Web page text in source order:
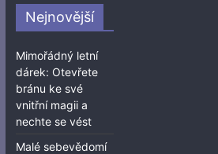
Nejnovější
Mimořádný letní
dárek: Otevřete
bránu ke své
vnitřní magii a
nechte se vést
Malé sebevědomí